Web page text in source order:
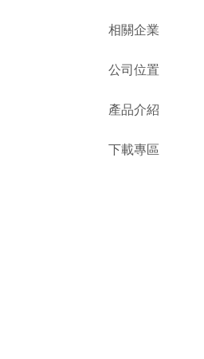
相關企業
公司位置
產品介紹
下載專區